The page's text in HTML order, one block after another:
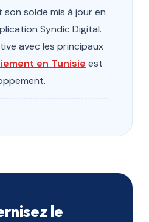
solde mis à jour en
Syndic Digital.
avec les principaux
en Tunisie est
le